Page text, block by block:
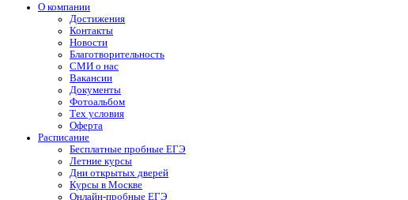
О компании
Достижения
Контакты
Новости
Благотворительность
СМИ о нас
Вакансии
Документы
Фотоальбом
Тех условия
Оферта
Расписание
Бесплатные пробные ЕГЭ
Летние курсы
Дни открытых дверей
Курсы в Москве
Онлайн-пробные ЕГЭ